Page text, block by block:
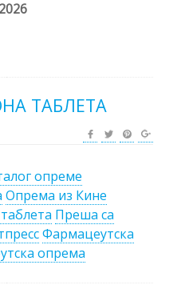
ТАБЛЕТА
опреме
Опрема из Кине
Преша са
Фармацеутска
опрема